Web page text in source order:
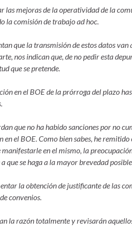
las mejoras de la operatividad de la
la comisión de trabajo ad hoc.
que la transmisión de estos datos
nos indican que, de no pedir esta
que se pretende.
en el BOE de la prórroga del plazo
que no ha habido sanciones por no
en el BOE. Como bien sabes, he
manifestarle en el mismo, la
que se haga a la mayor brevedad
la obtención de justificante de las
convenios.
la razón totalmente y revisarán